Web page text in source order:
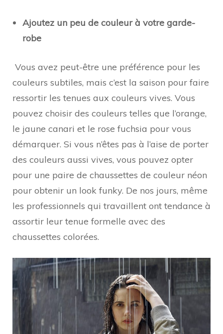
Ajoutez un peu de couleur à votre garde-
robe
Vous avez peut-être une préférence pour les
couleurs subtiles, mais c’est la saison pour faire
ressortir les tenues aux couleurs vives. Vous
pouvez choisir des couleurs telles que l’orange,
le jaune canari et le rose fuchsia pour vous
démarquer. Si vous n’êtes pas à l’aise de porter
des couleurs aussi vives, vous pouvez opter
pour une paire de chaussettes de couleur néon
pour obtenir un look funky. De nos jours, même
les professionnels qui travaillent ont tendance à
assortir leur tenue formelle avec des
chaussettes colorées.